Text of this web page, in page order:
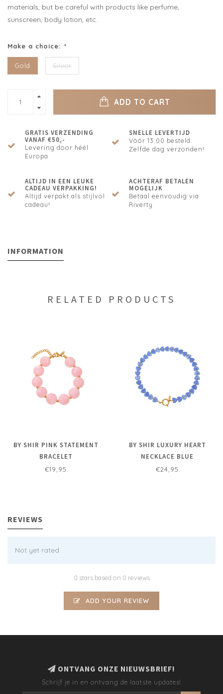
materials, but be careful with products like perfume,
sunscreen, body lotion, etc.
Make a choice: *
Gold Silver
ADD TO CART
GRATIS VERZENDING
VANAF €50,-
Levering door héél
Europa
SNELLE LEVERTIJD
Vóór 13:00 besteld.
Zelfde dag verzonden!
ALTIJD IN EEN LEUKE
CADEAU VERPAKKING!
Altijd verpakt als stijlvol
cadeau!
ACHTERAF BETALEN
MOGELIJK
Betaal eenvoudig via
Riverty
INFORMATION
RELATED PRODUCTS
BY SHIR PINK STATEMENT
BRACELET
€19,95
BY SHIR LUXURY HEART
NECKLACE BLUE
€24,95
REVIEWS
Not yet rated
0 stars based on 0 reviews
ADD YOUR REVIEW
ONTVANG ONZE NIEUWSBRIEF!
Schrijf je in en ontvang de laatste updates!